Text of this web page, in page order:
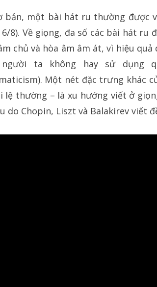
bản, một bài hát ru thường được
6/8). Về giọng, đa số các bài hát
chủ và hòa âm âm át, vì hiệu
người ta không hay sử dụng
Một nét đặc trưng khác
lệ thường – là xu hướng viết ở
do Chopin, Liszt và Balakirev viết